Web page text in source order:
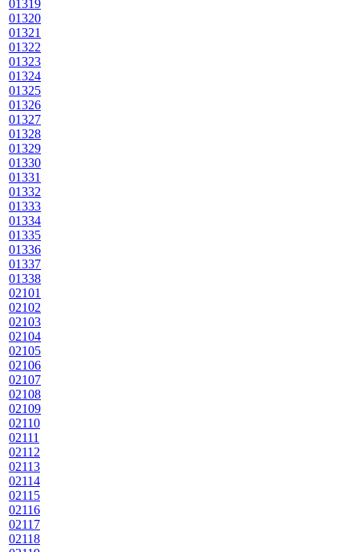
01319
01320
01321
01322
01323
01324
01325
01326
01327
01328
01329
01330
01331
01332
01333
01334
01335
01336
01337
01338
02101
02102
02103
02104
02105
02106
02107
02108
02109
02110
02111
02112
02113
02114
02115
02116
02117
02118